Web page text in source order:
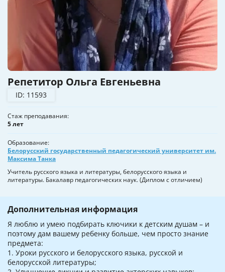
Репетитор Ольга Евгеньевна
ID: 11593
Стаж преподавания
5 лет
Образование
Белорусский государственный педагогический университет им.
Максима Танка
Учитель русского языка и литературы, белорусского языка и
литературы. Бакалавр педагогических наук. (Диплом с отличием)
Дополнительная информация
Я люблю и умею подбирать ключики к детским душам – и
поэтому дам вашему ребенку больше, чем просто знание
предмета:
1. Уроки русского и белорусского языка, русской и
белорусской литературы;